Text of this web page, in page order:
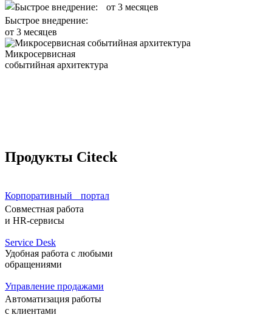
Быстрое внедрение:
от 3 месяцев
Микросервисная
событийная архитектура
Продукты Citeck
Корпоративный портал
Совместная работа
и HR-сервисы
Service Desk
Удобная работа с любыми
обращениями
Управление продажами
Автоматизация работы
с клиентами